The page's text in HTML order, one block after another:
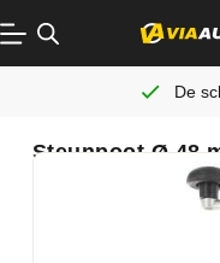
De
Steunpoot Ø 48